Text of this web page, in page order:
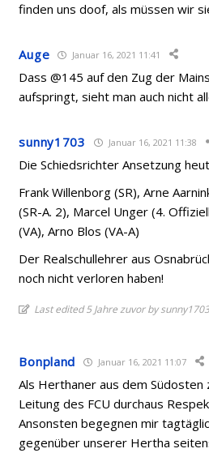
finden uns doof, als müssen wir
Auge Januar 16, 2021 11:41
Dass @145 auf den Zug der
aufspringt, sieht man auch nicht
sunny1703 Januar 16, 2021 11:38
Die Schiedsrichter Ansetzung
Frank Willenborg (SR), Arne
(SR-A. 2), Marcel Unger (4.
(VA), Arno Blos (VA-A)
Der Realschullehrer aus
noch nicht verloren haben!
Last edited 5 Jahre zuvor by
Bonpland Januar 16, 2021 11:07
Als Herthaner aus dem Südosten
Leitung des FCU durchaus
Ansonsten begegnen mir
gegenüber unserer Hertha